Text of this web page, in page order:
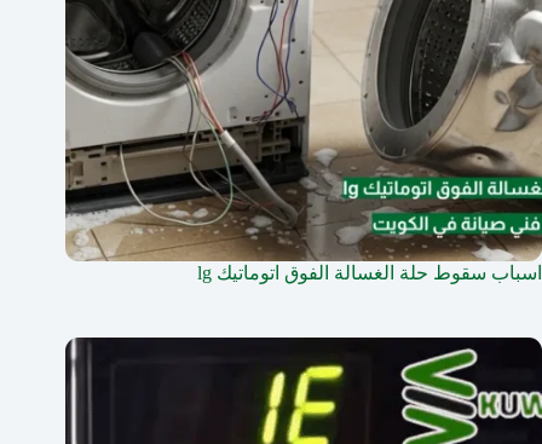
اسباب سقوط حلة الغسالة الفوق اتوماتيك lg